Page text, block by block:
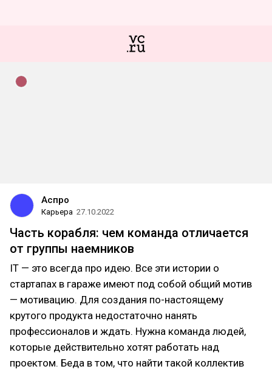
Аспро
Карьера 27.10.2022
Часть корабля: чем команда отличается
от группы наемников
IT — это всегда про идею. Все эти истории о
стартапах в гараже имеют под собой общий мотив
— мотивацию. Для создания по-настоящему
крутого продукта недостаточно нанять
профессионалов и ждать. Нужна команда людей,
которые действительно хотят работать над
проектом. Беда в том, что найти такой коллектив